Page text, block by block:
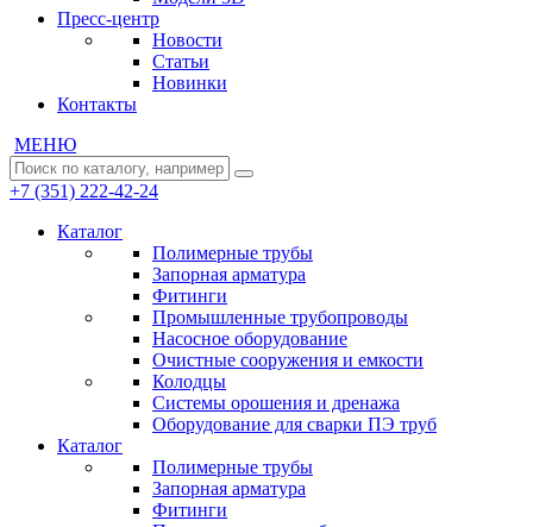
Пресс-центр
Новости
Статьи
Новинки
Контакты
МЕНЮ
+7 (351) 222-42-24
Каталог
Полимерные трубы
Запорная арматура
Фитинги
Промышленные трубопроводы
Насосное оборудование
Очистные сооружения и емкости
Колодцы
Системы орошения и дренажа
Оборудование для сварки ПЭ труб
Каталог
Полимерные трубы
Запорная арматура
Фитинги